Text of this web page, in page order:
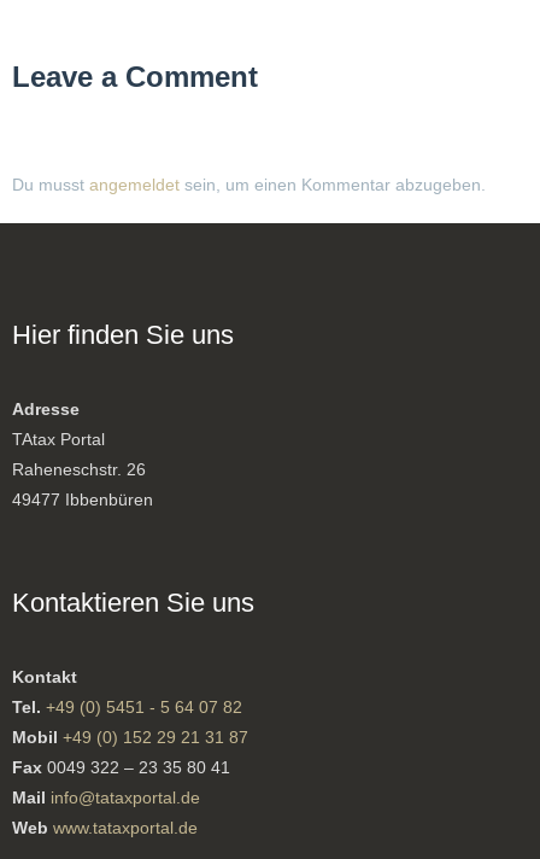
Leave a Comment
Du musst angemeldet sein, um einen Kommentar abzugeben.
Hier finden Sie uns
Adresse
TAtax Portal
Raheneschstr. 26
49477 Ibbenbüren
Kontaktieren Sie uns
Kontakt
Tel. +49 (0) 5451 - 5 64 07 82
Mobil +49 (0) 152 29 21 31 87
Fax 0049 322 – 23 35 80 41
Mail info@tataxportal.de
Web www.tataxportal.de